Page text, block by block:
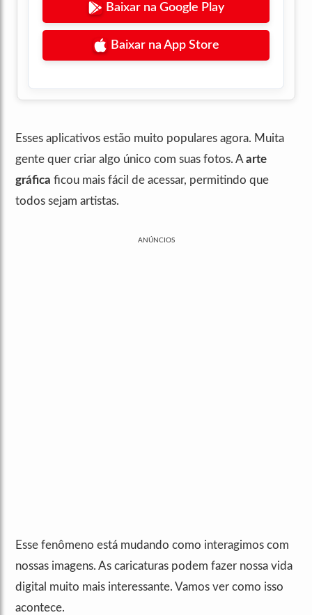
Baixar na Google Play
Baixar na App Store
Esses aplicativos estão muito populares agora. Muita
gente quer criar algo único com suas fotos. A arte
gráfica ficou mais fácil de acessar, permitindo que
todos sejam artistas.
ANÚNCIOS
Esse fenômeno está mudando como interagimos com
nossas imagens. As caricaturas podem fazer nossa vida
digital muito mais interessante. Vamos ver como isso
acontece.